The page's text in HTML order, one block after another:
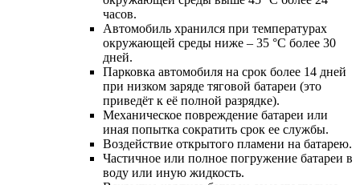
часов.
Автомобиль хранился при температурах
окружающей среды ниже – 35 °С более 30
дней.
Парковка автомобиля на срок более 14 дней
при низком заряде тяговой батареи (это
приведёт к её полной разрядке).
Механическое повреждение батареи или
иная попытка сократить срок ее службы.
Воздействие открытого пламени на батарею.
Частичное или полное погружение батареи в
воду или иную жидкость.